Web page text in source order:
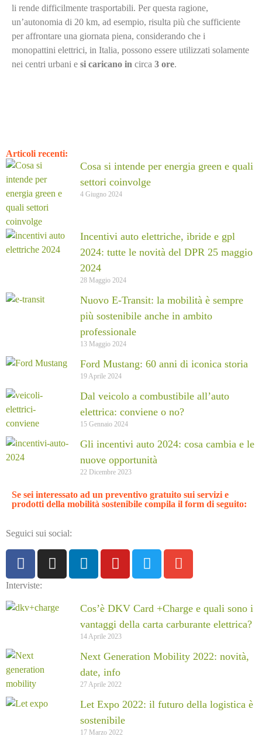
li rende difficilmente trasportabili. Per questa ragione,
un’autonomia di 20 km, ad esempio, risulta più che sufficiente
per affrontare una giornata piena, considerando che i
monopattini elettrici, in Italia, possono essere utilizzati solamente
nei centri urbani e si caricano in circa 3 ore.
Articoli recenti:
Cosa si intende per energia green e quali
settori coinvolge
4 Giugno 2024
Incentivi auto elettriche, ibride e gpl
2024: tutte le novità del DPR 25 maggio
2024
28 Maggio 2024
Nuovo E-Transit: la mobilità è sempre
più sostenibile anche in ambito
professionale
13 Maggio 2024
Ford Mustang: 60 anni di iconica storia
19 Aprile 2024
Dal veicolo a combustibile all’auto
elettrica: conviene o no?
15 Gennaio 2024
Gli incentivi auto 2024: cosa cambia e le
nuove opportunità
22 Dicembre 2023
Se sei interessato ad un preventivo gratuito sui servizi e
prodotti della mobilità sostenibile compila il form di seguito:
Seguici sui social:
Interviste:
Cos’è DKV Card +Charge e quali sono i
vantaggi della carta carburante elettrica?
14 Aprile 2023
Next Generation Mobility 2022: novità,
date, info
27 Aprile 2022
Let Expo 2022: il futuro della logistica è
sostenibile
17 Marzo 2022